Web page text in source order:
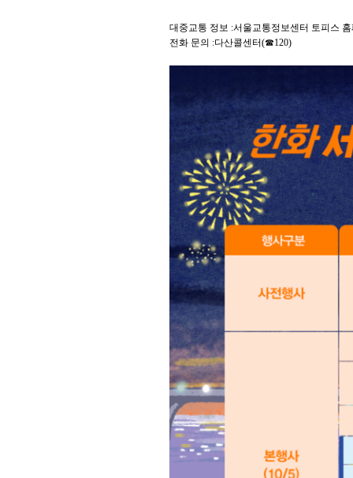
대중교통 정보 :서울교통정보센터 토피스 홈
전화 문의 :다산콜센터(☎120)